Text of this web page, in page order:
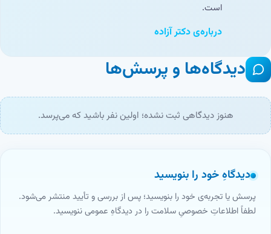
است.
درباره‌ی دکتر آزاده
دیدگاه‌ها و پرسش‌ها
هنوز دیدگاهی ثبت نشده؛ اولین نفر باشید که می‌پرسد.
دیدگاهِ خود را بنویسید
پرسش یا تجربه‌ی خود را بنویسید؛ پس از بررسی و تأیید منتشر می‌شود.
لطفاً اطلاعاتِ خصوصیِ سلامت را در دیدگاهِ عمومی ننویسید.